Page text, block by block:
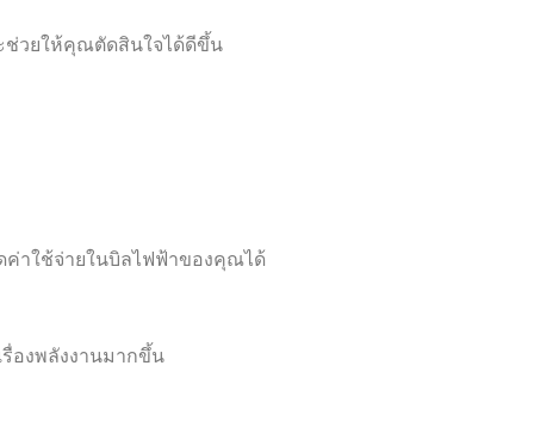
ช่วยให้คุณตัดสินใจได้ดีขึ้น
ค่าใช้จ่ายในบิลไฟฟ้าของคุณได้
องพลังงานมากขึ้น